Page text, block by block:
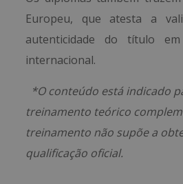
Europeu, que atesta a
autenticidade do título
internacional.
*O conteúdo está indicado
treinamento teórico
treinamento não supõe a
qualificação oficial.